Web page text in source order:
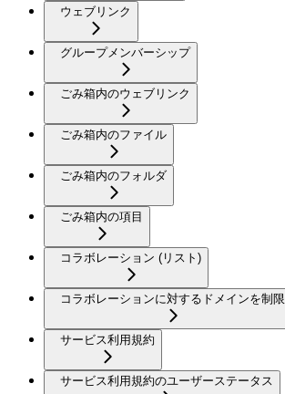
ウェブリンク
グループメンバーシップ
ごみ箱内のウェブリンク
ごみ箱内のファイル
ごみ箱内のフォルダ
ごみ箱内の項目
コラボレーション (リスト)
コラボレーションに対するドメインを制限
サービス利用規約
サービス利用規約のユーザーステータス